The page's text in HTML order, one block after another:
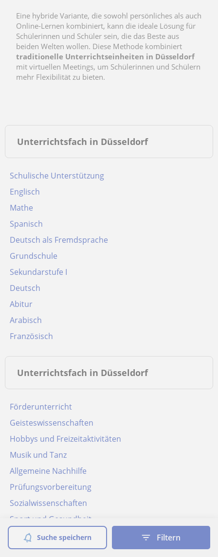
Suche speichern Filtern
Eine hybride Variante, die sowohl persönliches als auch
Online-Lernen kombiniert, kann die ideale Lösung für
Schülerinnen und Schüler sein, die das Beste aus
beiden Welten wollen. Diese Methode kombiniert
traditionelle Unterrichtseinheiten in Düsseldorf
mit virtuellen Meetings, um Schülerinnen und Schülern
mehr Flexibilität zu bieten.
Unterrichtsfach in Düsseldorf
Schulische Unterstützung
Englisch
Mathe
Spanisch
Deutsch als Fremdsprache
Grundschule
Sekundarstufe I
Deutsch
Abitur
Arabisch
Französisch
Unterrichtsfach in Düsseldorf
Förderunterricht
Geisteswissenschaften
Hobbys und Freizeitaktivitäten
Musik und Tanz
Allgemeine Nachhilfe
Prüfungsvorbereitung
Sozialwissenschaften
Sport und Gesundheit
Sprachen
Technik und IT